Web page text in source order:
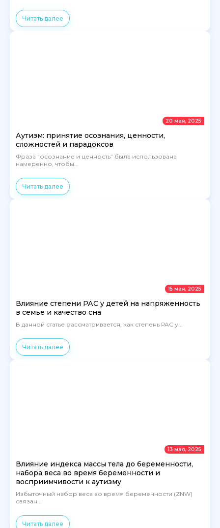
Читать далее
20 мая, 2025
Аутизм: принятие осознания, ценности,
сложностей и парадоксов
Фраза “осознание и ценность” была использована
намеренно, чтобы...
Читать далее
15 мая, 2025
Влияние степени РАС у детей на напряженность
в семье и качество сна
В данной статье рассматривается, как степень РАС у...
Читать далее
13 мая, 2025
Влияние индекса массы тела до беременности,
набора веса во время беременности и
восприимчивости к аутизму
Избыточный набор веса во время беременности (ZNW)
связан...
Читать далее